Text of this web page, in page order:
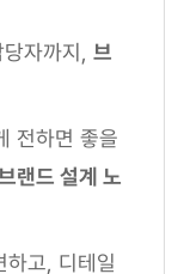
자까지, 브
전하면 좋을
랜드 설계 노
고, 디테일